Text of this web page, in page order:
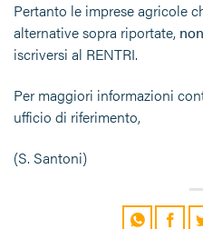
Pertanto le imprese agricole
alternative sopra riportate, non
iscriversi al RENTRI.
Per maggiori informazioni
ufficio di riferimento,
(S. Santoni)